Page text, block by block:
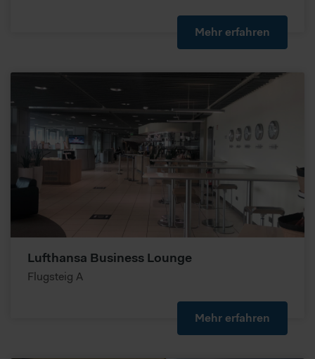
Mehr erfahren
Lufthansa Business Lounge
Flugsteig A
Mehr erfahren